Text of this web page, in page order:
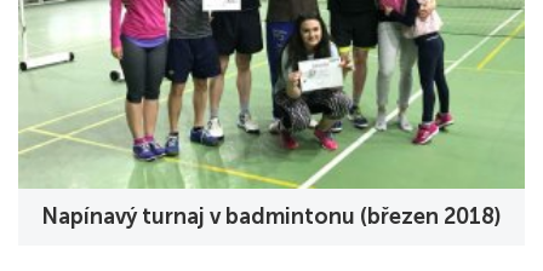
Napínavý turnaj v badmintonu (březen 2018)